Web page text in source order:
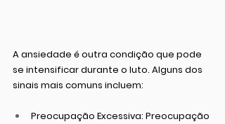
A ansiedade é outra condição que pode
se intensificar durante o luto. Alguns dos
sinais mais comuns incluem:
Preocupação Excessiva: Preocupação